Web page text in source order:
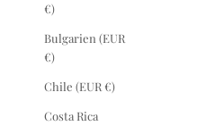
€)
Bulgarien (EUR
€)
Chile (EUR €)
Costa Rica